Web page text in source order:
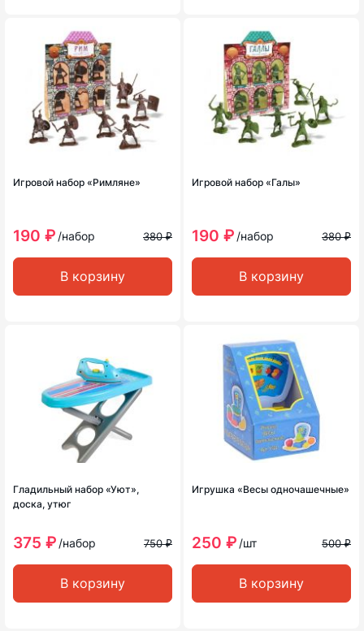
Игровой набор «Римляне»
190 ₽ /набор 380 ₽
В корзину
Игровой набор «Галы»
190 ₽ /набор 380 ₽
В корзину
Гладильный набор «Уют»,
доска, утюг
375 ₽ /набор 750 ₽
В корзину
Игрушка «Весы одночашечные»
250 ₽ /шт 500 ₽
В корзину